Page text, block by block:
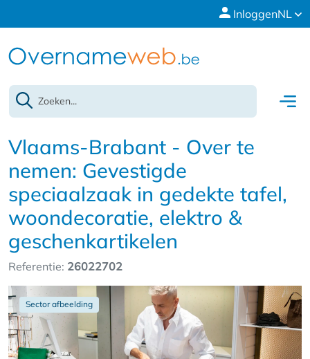
InloggenNL
Vlaams-Brabant - Over te
nemen: Gevestigde
speciaalzaak in gedekte tafel,
woondecoratie, elektro &
geschenkartikelen
Referentie: 26022702
Sector afbeelding